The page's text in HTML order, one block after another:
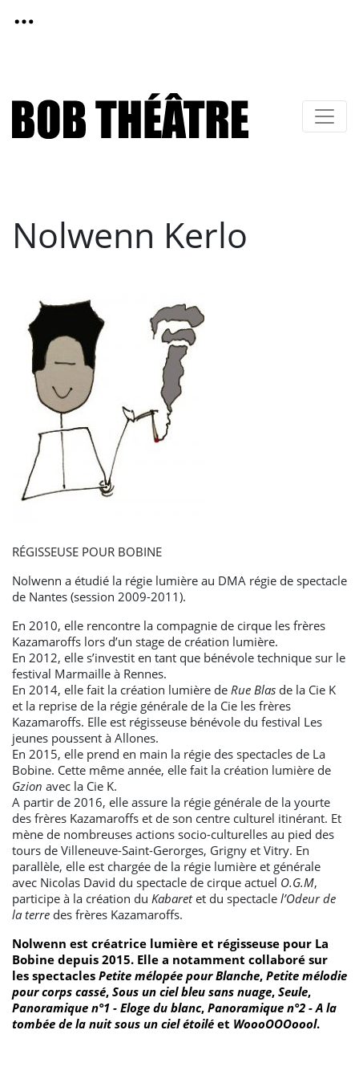
Nolwenn Kerlo
RÉGISSEUSE POUR BOBINE
Nolwenn a étudié la régie lumière au DMA régie de spectacle
de Nantes (session 2009-2011).
En 2010, elle rencontre la compagnie de cirque les frères
Kazamaroffs lors d’un stage de création lumière.
En 2012, elle s’investit en tant que bénévole technique sur le
festival Marmaille à Rennes.
En 2014, elle fait la création lumière de Rue Blas de la Cie K
et la reprise de la régie générale de la Cie les frères
Kazamaroffs. Elle est régisseuse bénévole du festival Les
jeunes poussent à Allones.
En 2015, elle prend en main la régie des spectacles de La
Bobine. Cette même année, elle fait la création lumière de
Gzion avec la Cie K.
A partir de 2016, elle assure la régie générale de la yourte
des frères Kazamaroffs et de son centre culturel itinérant. Et
mène de nombreuses actions socio-culturelles au pied des
tours de Villeneuve-Saint-Gerorges, Grigny et Vitry. En
parallèle, elle est chargée de la régie lumière et générale
avec Nicolas David du spectacle de cirque actuel O.G.M,
participe à la création du Kabaretet du spectacle l’Odeur de
la terre des frères Kazamaroffs.
Nolwenn est créatrice lumière et régisseuse pour La
Bobine depuis 2015. Elle a notamment collaboré sur
les spectacles Petite mélopée pour Blanche, Petite mélodie
pour corps cassé, Sous un ciel bleu sans nuage, Seule,
Panoramique n°1 - Eloge du blanc, Panoramique n°2 - A la
tombée de la nuit sous un ciel étoilé et WoooOOOoool.